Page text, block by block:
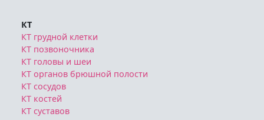
КТ
КТ грудной клетки
КТ позвоночника
КТ головы и шеи
КТ органов брюшной полости
КТ сосудов
КТ костей
КТ суставов